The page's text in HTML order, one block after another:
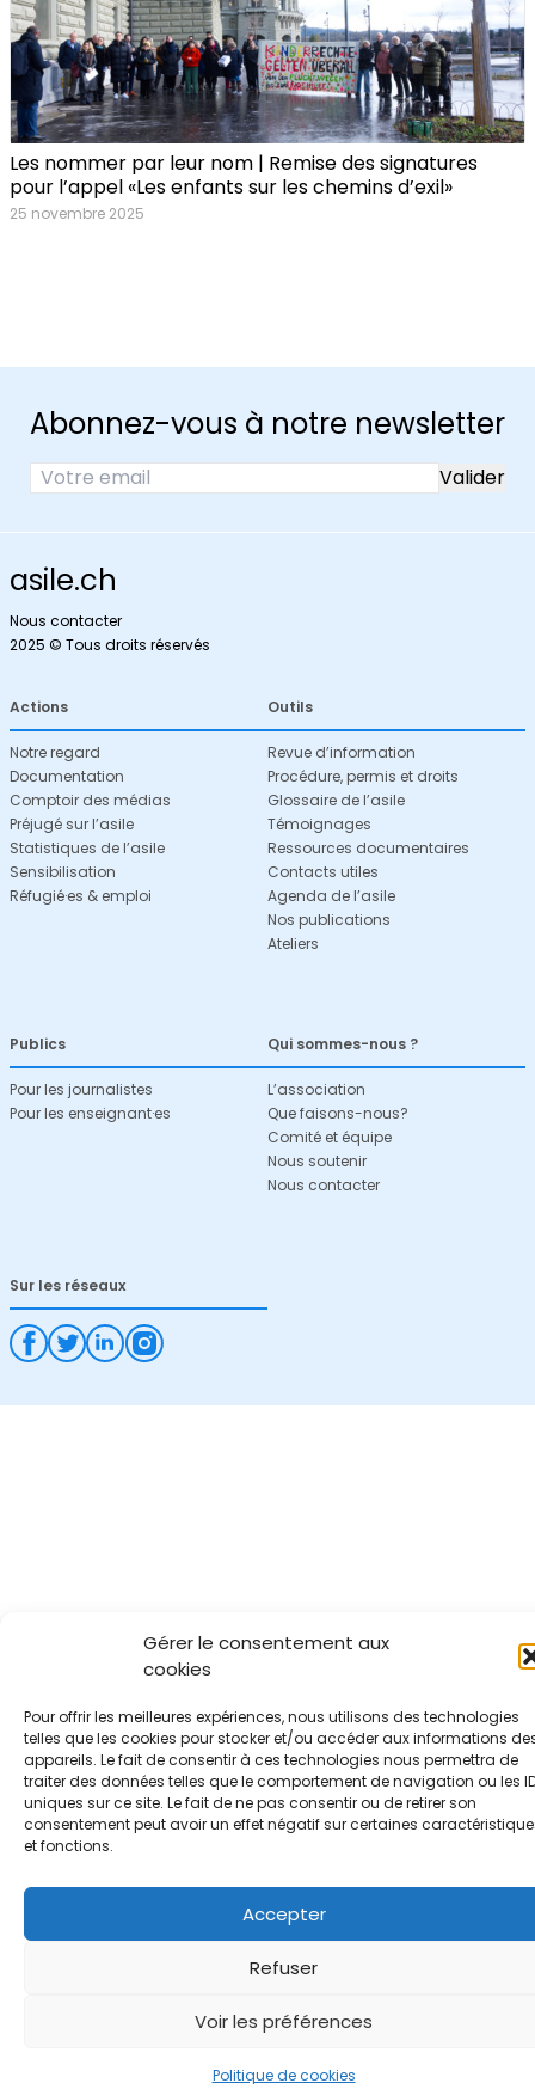
Gérer le consentement aux
cookies
Pour offrir les meilleures expériences, nous utilisons des technologies
telles que les cookies pour stocker et/ou accéder aux informations
appareils. Le fait de consentir à ces technologies nous permettra de
traiter des données telles que le comportement de navigation ou les
uniques sur ce site. Le fait de ne pas consentir ou de retirer son
consentement peut avoir un effet négatif sur certaines
et fonctions.
Accepter
Refuser
Voir les préférences
Politique de cookies
Les nommer par leur nom | Remise des signatures
pour l’appel «Les enfants sur les chemins d’exil»
25 novembre 2025
Abonnez-vous à notre newsletter
asile.ch
Nous contacter
2025 © Tous droits réservés
Actions
Notre regard
Documentation
Comptoir des médias
Préjugé sur l’asile
Statistiques de l’asile
Sensibilisation
Réfugié·es & emploi
Outils
Revue d’information
Procédure, permis et droits
Glossaire de l’asile
Témoignages
Ressources documentaires
Contacts utiles
Agenda de l’asile
Nos publications
Ateliers
Publics
Pour les journalistes
Pour les enseignant·es
Qui sommes-nous ?
L’association
Que faisons-nous?
Comité et équipe
Nous soutenir
Nous contacter
Sur les réseaux